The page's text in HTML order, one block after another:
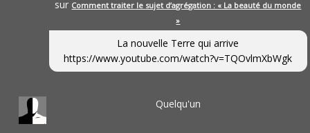
sur Comment traiter le sujet d’agrégation : « La beauté du monde
»
La nouvelle Terre qui arrive
https://www.youtube.com/watch?v=TQOvlmXbWgk
Quelqu'un